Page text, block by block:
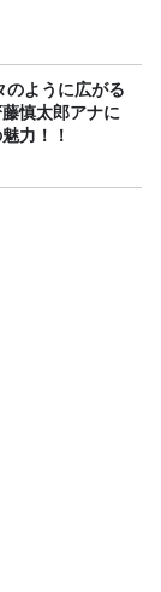
のように広がる
慎太郎アナに
力！！